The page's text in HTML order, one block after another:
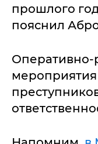
прошлого
пояснил
Оперативно-